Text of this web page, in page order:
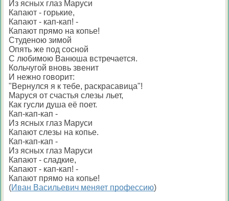
Из ясных глаз Маруси
Капают - горькие,
Капают - кап-кап! -
Капают прямо на копье!
Студеною зимой
Опять же под сосной
С любимою Ванюша встречается.
Кольчугой вновь звенит
И нежно говорит:
"Вернулся я к тебе, раскрасавица"!
Маруся от счастья слезы льет,
Как гусли душа её поет.
Кап-кап-кап -
Из ясных глаз Маруси
Капают слезы на копье.
Кап-кап-кап -
Из ясных глаз Маруси
Капают - сладкие,
Капают - кап-кап! -
Капают прямо на копье!
(Иван Васильевич меняет профессию)